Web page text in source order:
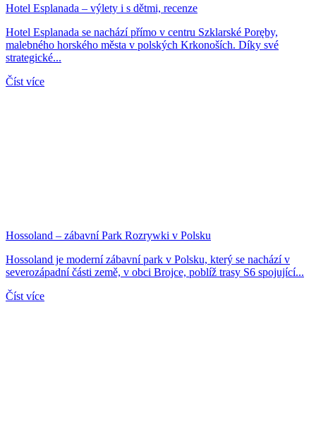
Hotel Esplanada – výlety i s dětmi, recenze
Hotel Esplanada se nachází přímo v centru Szklarské Poręby,
malebného horského města v polských Krkonoších. Díky své
strategické...
Číst více
Hossoland – zábavní Park Rozrywki v Polsku
Hossoland je moderní zábavní park v Polsku, který se nachází v
severozápadní části země, v obci Brojce, poblíž trasy S6 spojující...
Číst více